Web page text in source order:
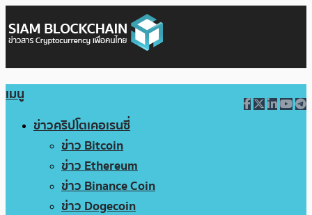
เมนู
ข่าวคริปโตเคอเรนซี่
ข่าว Bitcoin
ข่าว Ethereum
ข่าว Binance Coin
ข่าว Dogecoin